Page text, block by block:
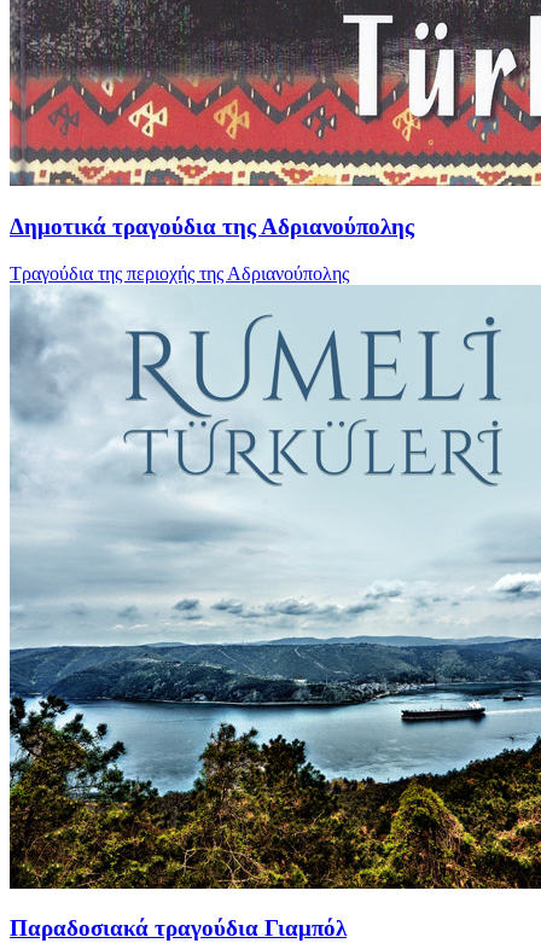
Δημοτικά τραγούδια της Αδριανούπολης
Τραγούδια της περιοχής της Αδριανούπολης
Παραδοσιακά τραγούδια Γιαμπόλ